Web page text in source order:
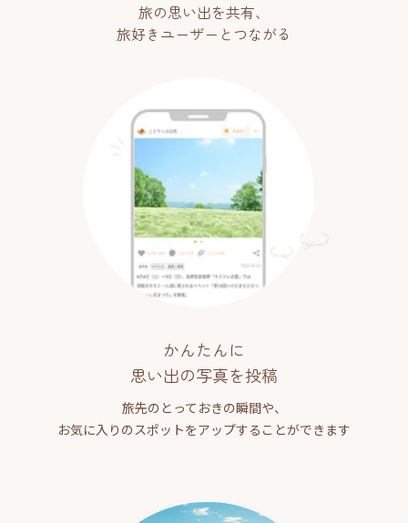
旅の思い出を共有、
旅好きユーザーとつながる
かんたんに
思い出の写真を投稿
旅先のとっておきの瞬間や、
お気に入りのスポットをアップすることができます